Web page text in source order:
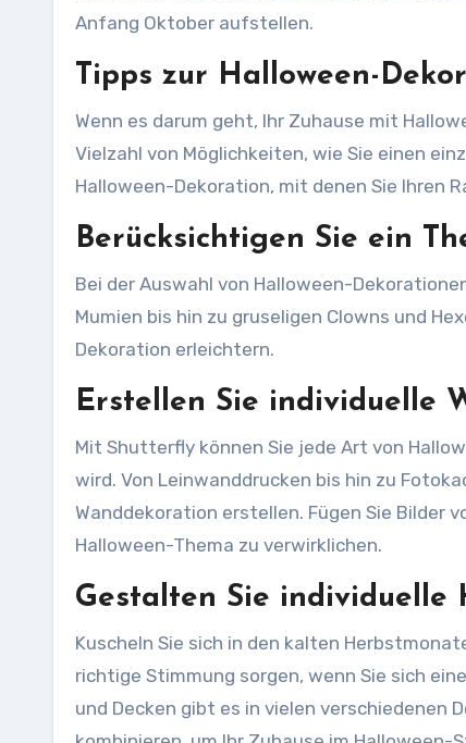
Anfang Oktober aufstellen.
Tipps zur Halloween-
Wenn es darum geht, Ihr Zuhause mit
Vielzahl von Möglichkeiten, wie Sie einen
Halloween-Dekoration, mit denen Sie Ihren
Berücksichtigen Sie ein
Bei der Auswahl von Halloween-
Mumien bis hin zu gruseligen Clowns und
Dekoration erleichtern.
Erstellen Sie individuelle
Mit Shutterfly können Sie jede Art von
wird. Von Leinwanddrucken bis hin zu
Wanddekoration erstellen. Fügen Sie Bilder
Halloween-Thema zu verwirklichen.
Gestalten Sie individuelle
Kuscheln Sie sich in den kalten
richtige Stimmung sorgen, wenn Sie sich
und Decken gibt es in vielen verschiedenen